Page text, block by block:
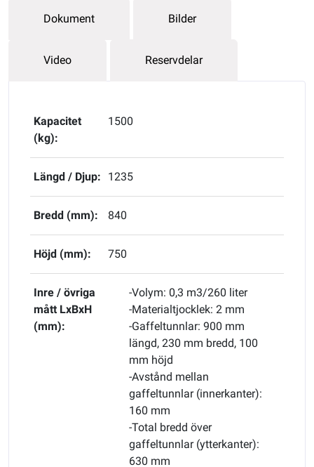
Dokument Bilder
Video Reservdelar
Kapacitet
(kg):
1500
Längd / Djup: 1235
Bredd (mm): 840
Höjd (mm): 750
Inre / övriga
mått LxBxH
(mm):
-Volym: 0,3 m3/260 liter
-Materialtjocklek: 2 mm
-Gaffeltunnlar: 900 mm
längd, 230 mm bredd, 100
mm höjd
-Avstånd mellan
gaffeltunnlar (innerkanter):
160 mm
-Total bredd över
gaffeltunnlar (ytterkanter):
630 mm